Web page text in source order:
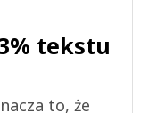
tekstu
to, że